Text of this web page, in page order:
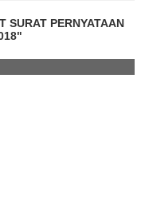
SURAT PERNYATAAN